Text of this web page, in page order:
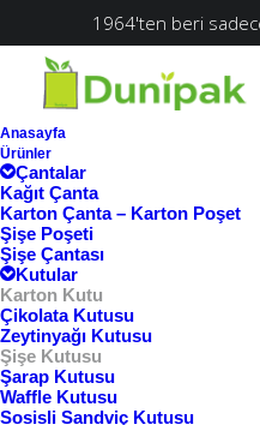
1964'ten beri
Anasayfa
Ürünler
Çantalar
Kağıt Çanta
Karton Çanta – Karton Poşet
Şişe Poşeti
Şişe Çantası
Kutular
Karton Kutu
Çikolata Kutusu
Zeytinyağı Kutusu
Şişe Kutusu
Şarap Kutusu
Waffle Kutusu
Sosisli Sandviç Kutusu